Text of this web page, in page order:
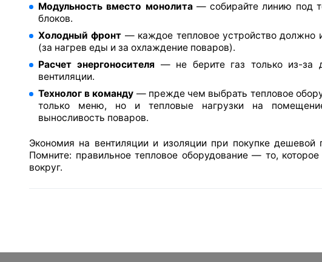
Модульность вместо монолита— собирайте линию под
блоков.
Холодный фронт — каждое тепловое устройство
(за нагрев еды и за охлаждение поваров).
Расчет энергоносителя — не берите газ только из-за
вентиляции.
Технолог в команду — прежде чем выбрать тепловое
только меню, но и тепловые нагрузки на
выносливость поваров.
Экономия на вентиляции и изоляции при покупке
Помните: правильное тепловое оборудование — то,
вокруг.